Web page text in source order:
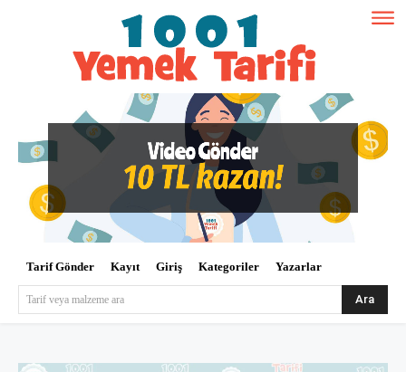
Tarif Gönder Kayıt Giriş Kategoriler Yazarlar
Tarif veya malzeme ara Ara